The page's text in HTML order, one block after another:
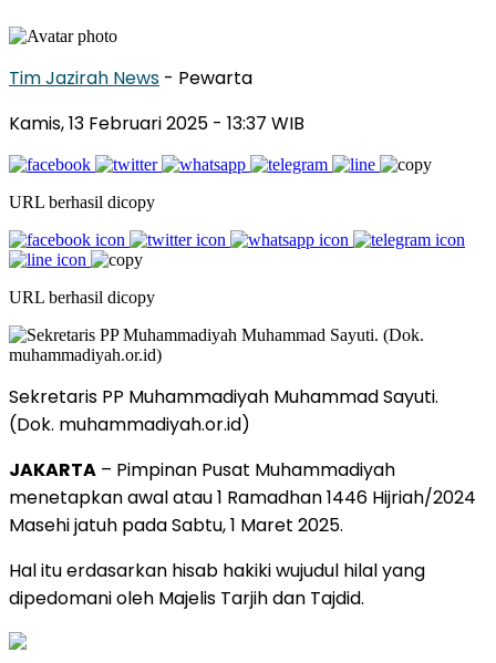
Tim Jazirah News - Pewarta
Kamis, 13 Februari 2025 - 13:37 WIB
URL berhasil dicopy
URL berhasil dicopy
Sekretaris PP Muhammadiyah Muhammad Sayuti.
(Dok. muhammadiyah.or.id)
JAKARTA – Pimpinan Pusat Muhammadiyah
menetapkan awal atau 1 Ramadhan 1446 Hijriah/2024
Masehi jatuh pada Sabtu, 1 Maret 2025.
Hal itu erdasarkan hisab hakiki wujudul hilal yang
dipedomani oleh Majelis Tarjih dan Tajdid.